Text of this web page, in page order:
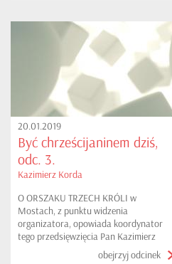
NARZECZONYCH. Serdecznie
zapraszamy do obejrzenia...
20.01.2019
Być chrześcijaninem dziś,
odc. 3.
Kazimierz Korda
O ORSZAKU TRZECH KRÓLI w
Mostach, z punktu widzenia
organizatora, opowiada koordynator
tego przedsięwzięcia Pan Kazimierz
obejrzyj odcinek